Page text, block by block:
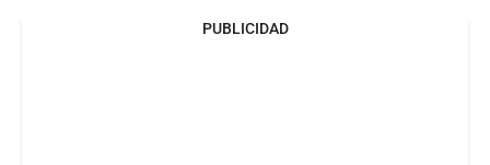
PUBLICIDAD